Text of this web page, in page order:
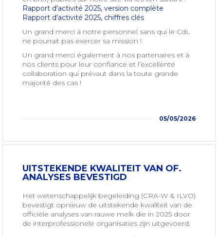
Rapport d'activité 2025, version complète
Rapport d'activité 2025, chiffres clés
Un grand merci à notre personnel sans qui le CdL
ne pourrait pas exercer sa mission !
Un grand merci également à nos partenaires et à
nos clients pour leur confiance et l’excellente
collaboration qui prévaut dans la toute grande
majorité des cas !
05/05/2026
UITSTEKENDE KWALITEIT VAN OF.
ANALYSES BEVESTIGD
Het wetenschappelijk begeleiding (CRA-W & ILVO)
bevestigt opnieuw de uitstekende kwaliteit van de
officiële analyses van rauwe melk die in 2025 door
de interprofessionele organisaties zijn uitgevoerd.